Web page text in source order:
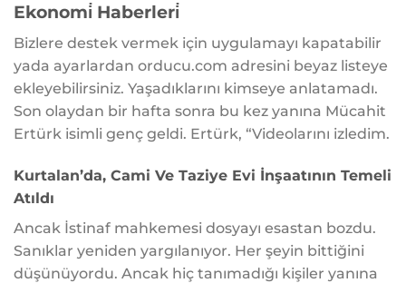
Ekonomi̇ Haberleri̇
Bizlere destek vermek için uygulamayı kapatabilir
yada ayarlardan orducu.com adresini beyaz listeye
ekleyebilirsiniz. Yaşadıklarını kimseye anlatamadı.
Son olaydan bir hafta sonra bu kez yanına Mücahit
Ertürk isimli genç geldi. Ertürk, “Videolarını izledim.
Kurtalan’da, Cami Ve Taziye Evi İnşaatının Temeli
Atıldı
Ancak İstinaf mahkemesi dosyayı esastan bozdu.
Sanıklar yeniden yargılanıyor. Her şeyin bittiğini
düşünüyordu. Ancak hiç tanımadığı kişiler yanına